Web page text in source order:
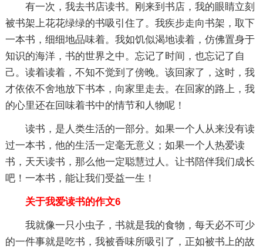
有一次，我去书店读书。刚来到书店，我的眼睛立刻
被书架上花花绿绿的书吸引住了。我疾步走向书架，取下
一本书，细细地品味着。我如饥似渴地读着，仿佛置身于
知识的海洋，书的世界之中。忘记了时间，也忘记了自
己。读着读着，不知不觉到了傍晚。该回家了，这时，我
才依依不舍地放下书本，向家里走去。在回家的路上，我
的心里还在回味着书中的情节和人物呢！
读书，是人类生活的一部分。如果一个人从来没有读
过一本书，他的生活一定毫无意义；如果一个人热爱读
书，天天读书，那么他一定聪慧过人。让书陪伴我们成长
吧！一本书，能让我们受益一生！
关于我爱读书的作文6
我就像一只小虫子，书就是我的食物，每天必不可少
的一件事就是吃书，我被香味所吸引了，正如被书上的故